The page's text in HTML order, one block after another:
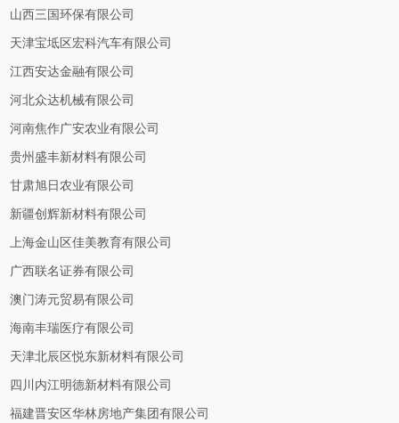
山西三国环保有限公司
天津宝坻区宏科汽车有限公司
江西安达金融有限公司
河北众达机械有限公司
河南焦作广安农业有限公司
贵州盛丰新材料有限公司
甘肃旭日农业有限公司
新疆创辉新材料有限公司
上海金山区佳美教育有限公司
广西联名证券有限公司
澳门涛元贸易有限公司
海南丰瑞医疗有限公司
天津北辰区悦东新材料有限公司
四川内江明德新材料有限公司
福建晋安区华林房地产集团有限公司